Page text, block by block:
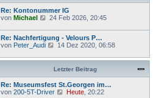
r
a
g
e
i
r
a
g
e
r
B
e
i
t
r
g
Re: Kontonummer IG
von Michael
N
u
e
s
e
B
e
i
24 Feb 2026, 20:45
Re: Nachfertigung - Velours P…
von Peter_Audi
N
u
e
s
e
14 Dez 2020, 06:58
Letzter Beitrag
Re: Museumsfest St.Georgen im…
von 200-5T-Driver
NHeute, 20:22